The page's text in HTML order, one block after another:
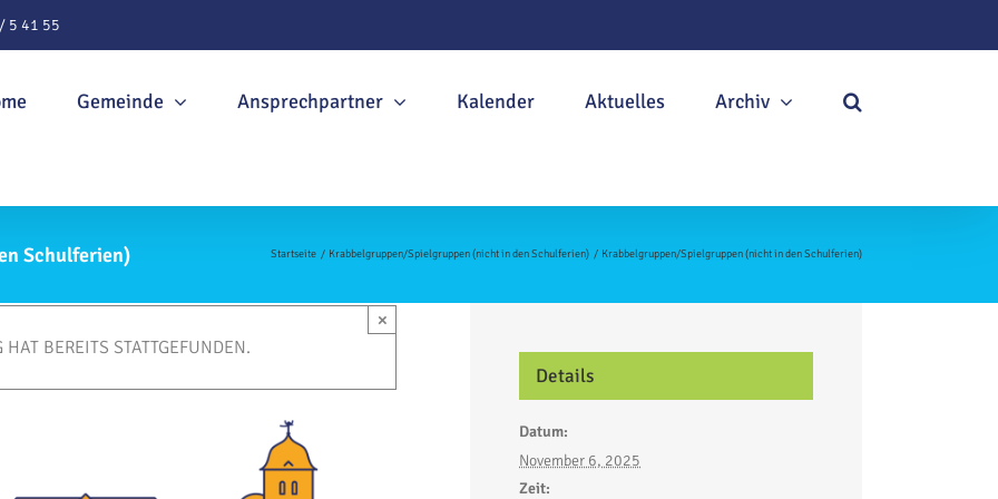
5 41 55
Gemeinde Ansprechpartner Kalender Aktuelles Archiv
Schulferien) Startseite Krabbelgruppen/Spielgruppen (nicht in den Schulferien) Krabbelgruppen/Spielgruppen (nicht in den Schulferien)
BEREITS STATTGEFUNDEN.
×
Details
Datum:
November 6, 2025
Zeit: